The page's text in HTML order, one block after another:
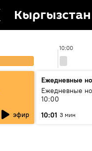
Кыргызстан
10:00
эфир
Ежедневные
Ежедневные
10:00
10:01 3 мин